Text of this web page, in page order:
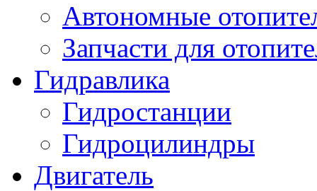
Автономные
Запчасти для
Гидравлика
Гидростанции
Гидроцилиндры
Двигатель